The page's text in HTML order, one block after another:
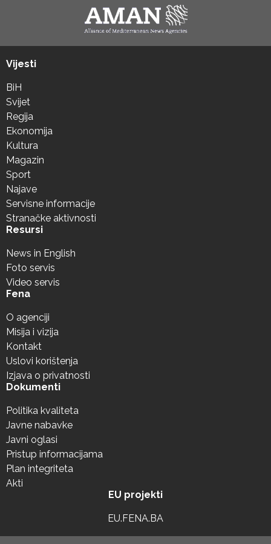
Vijesti
BiH
Svijet
Regija
Ekonomija
Kultura
Magazin
Sport
Najave
Servisne informacije
Stranačke aktivnosti
Resursi
News in English
Foto servis
Video servis
Fena
O agenciji
Misija i vizija
Kontakt
Uslovi korištenja
Izjava o privatnosti
Dokumenti
Politika kvaliteta
Javne nabavke
Javni oglasi
Pristup informacijama
Plan integriteta
Akti
EU projekti
EU.FENA.BA